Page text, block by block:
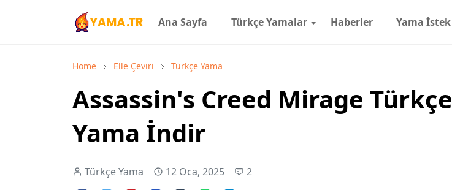
Ana Sayfa Türkçe Yamalar Haberler Yama İstek
Home Elle Çeviri Türkçe Yama
Assassin's Creed Mirage Türkçe
Yama İndir
Türkçe Yama 12 Oca, 2025 2